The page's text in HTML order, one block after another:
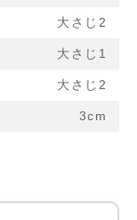
大さじ2
大さじ1
大さじ2
3cm